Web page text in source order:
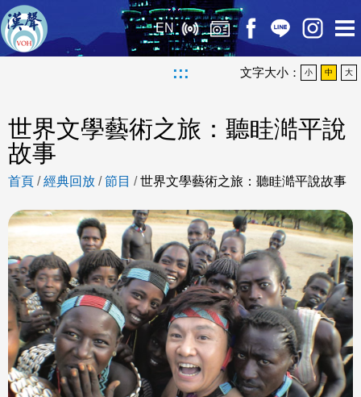
EN
::: 文字大小： 小 中 大
世界文學藝術之旅：聽眭澔平說
故事
首頁 /經典回放 /節目 /世界文學藝術之旅：聽眭澔平說故事